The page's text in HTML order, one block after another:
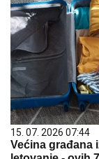
15. 07. 2026 07:44
Većina građana